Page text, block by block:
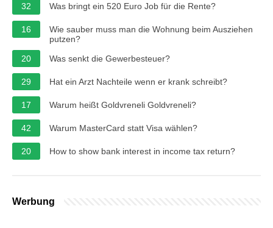
32 Was bringt ein 520 Euro Job für die Rente?
16
Wie sauber muss man die Wohnung beim Ausziehen
putzen?
20
Was senkt die Gewerbesteuer?
29 Hat ein Arzt Nachteile wenn er krank schreibt?
17 Warum heißt Goldvreneli Goldvreneli?
42 Warum MasterCard statt Visa wählen?
20 How to show bank interest in income tax return?
Werbung